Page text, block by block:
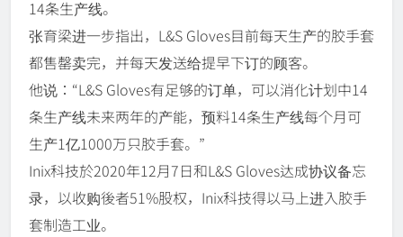
14条生产线。
张育梁进一步指出，L&S Gloves目前每天生产的胶手套
都售罄卖完，并每天发送给提早下订的顾客。
他说：“L&S Gloves有足够的订单，可以消化计划中14
条生产线未来两年的产能，预料14条生产线每个月可
生产1亿1000万只胶手套。”
Inix科技於2020年12月7日和L&S Gloves达成协议备忘
录，以收购後者51%股权，Inix科技得以马上进入胶手
套制造工业。